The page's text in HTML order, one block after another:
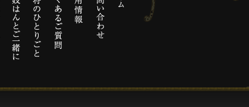
舞妓 女将 よく 採用 お問 ホー